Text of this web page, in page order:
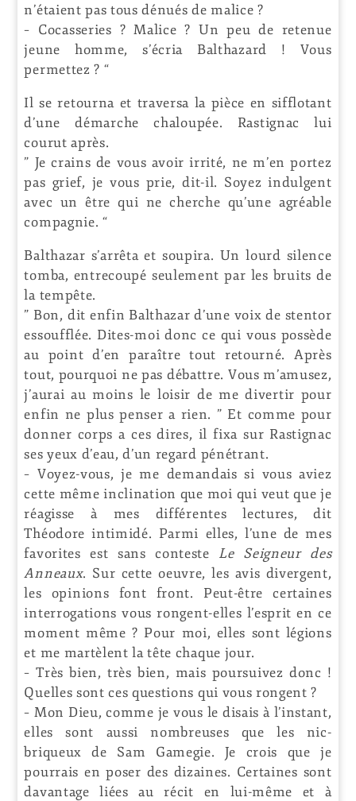
n’étaient pas tous dénués de malice ?
– Cocasseries ? Malice ? Un peu de retenue
jeune homme, s’écria Balthazard ! Vous
permettez ? “
Il se retourna et traversa la pièce en sifflotant
d’une démarche chaloupée. Rastignac lui
courut après.
” Je crains de vous avoir irrité, ne m’en portez
pas grief, je vous prie, dit-il. Soyez indulgent
avec un être qui ne cherche qu’une agréable
compagnie. “
Balthazar s’arrêta et soupira. Un lourd silence
tomba, entrecoupé seulement par les bruits de
la tempête.
” Bon, dit enfin Balthazar d’une voix de stentor
essoufflée. Dites-moi donc ce qui vous possède
au point d’en paraître tout retourné. Après
tout, pourquoi ne pas débattre. Vous m’amusez,
j’aurai au moins le loisir de me divertir pour
enfin ne plus penser a rien. ” Et comme pour
donner corps a ces dires, il fixa sur Rastignac
ses yeux d’eau, d’un regard pénétrant.
– Voyez-vous, je me demandais si vous aviez
cette même inclination que moi qui veut que je
réagisse à mes différentes lectures, dit
Théodore intimidé. Parmi elles, l’une de mes
favorites est sans conteste Le Seigneur des
Anneaux. Sur cette oeuvre, les avis divergent,
les opinions font front. Peut-être certaines
interrogations vous rongent-elles l’esprit en ce
moment même ? Pour moi, elles sont légions
et me martèlent la tête chaque jour.
– Très bien, très bien, mais poursuivez donc !
Quelles sont ces questions qui vous rongent ?
– Mon Dieu, comme je vous le disais à l’instant,
elles sont aussi nombreuses que les nic-
briqueux de Sam Gamegie. Je crois que je
pourrais en poser des dizaines. Certaines sont
davantage liées au récit en lui-même et à